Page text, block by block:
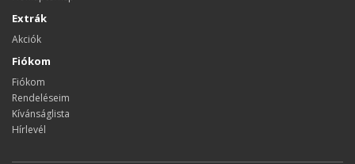
Extrák
Akciók
Fiókom
Fiókom
Rendeléseim
Kívánságlista
Hírlevél